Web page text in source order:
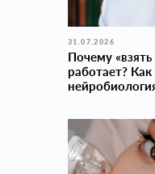
31.07.2026
Почему
работает? Как